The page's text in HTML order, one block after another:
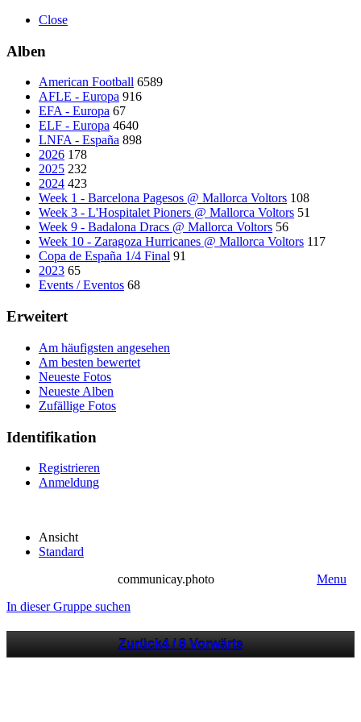
Close
Alben
American Football 6589
AFLE - Europa 916
EFA - Europa 67
ELF - Europa 4640
LNFA - España 898
2026 178
2025 232
2024 423
Week 1 - Barcelona Pagesos @ Mallorca Voltors 108
Week 3 - L'Hospitalet Pioners @ Mallorca Voltors 51
Week 9 - Badalona Dracs @ Mallorca Voltors 56
Week 10 - Zaragoza Hurricanes @ Mallorca Voltors 117
Copa de España 1/4 Final 91
2023 65
Events / Eventos 68
Erweitert
Am häufigsten angesehen
Am besten bewertet
Neueste Fotos
Neueste Alben
Zufällige Fotos
Identifikation
Registrieren
Anmeldung
Ansicht
Standard
communicay.photo
Menu
In dieser Gruppe suchen
Zurück4 / 8 Vorwärts